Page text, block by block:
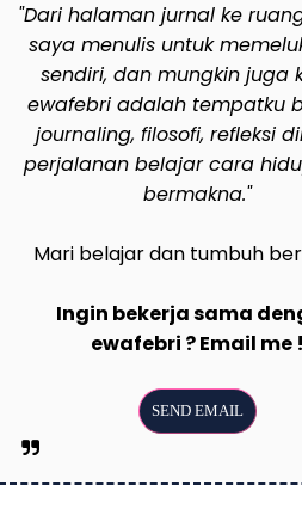
"Dari halaman jurnal ke
saya menulis untuk
sendiri, dan mungkin juga
ewafebri adalah tempatku
journaling, filosofi, refleksi
perjalanan belajar cara
bermakna."
Mari belajar dan tumbuh
Ingin bekerja sama
ewafebri ? Email me !